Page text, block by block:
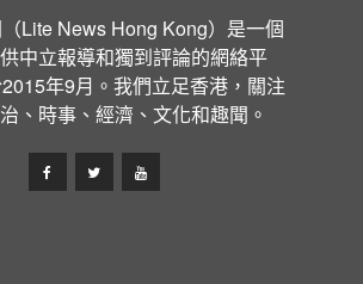
Lite News Hong Kong）是一個
中立報導和獨到評論的網絡平
年9月。我們立足香港，關注
、時事、經濟、文化和趣聞。